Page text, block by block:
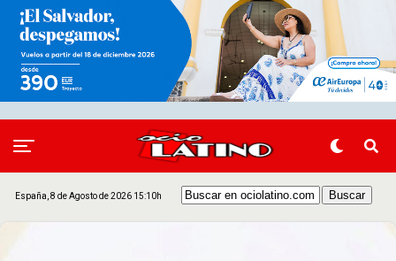
España, 8 de Agosto de 2026 15:10h